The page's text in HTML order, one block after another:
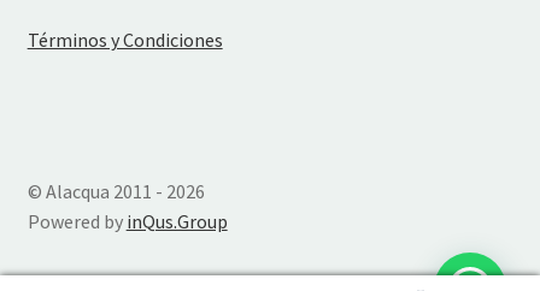
Términos y Condiciones
© Alacqua 2011 - 2026
Powered by inQus.Group